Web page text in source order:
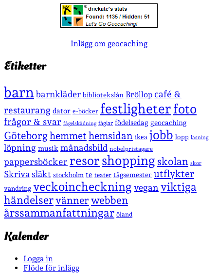
Inlägg om geocaching
Etiketter
barnbarnkläder bibliotekslån Bröllop café &
restaurang dator e-böcker festligheterfoto
frågor & svar fågelskådning fåglar födelsedag geocaching
Göteborghemmet hemsidan ikea jobb lopp läsning
löpning musik månadsbild nobelpristagare
pappersböcker resor shopping skolan skor
Skriva släkt stockholm te teater tågsemester utflykter
vandring veckoincheckning vegan viktiga
händelservänner webben
årssammanfattningar öland
Kalender
Logga in
Flöde för inlägg